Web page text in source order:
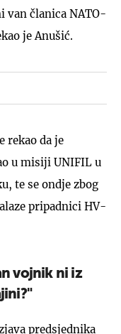
van članica NATO-
je Anušić.
rekao da je
u misiji UNIFIL u
te se ondje zbog
pripadnici HV-
vojnik ni iz
predsjednika